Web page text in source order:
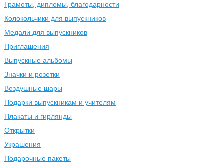
Грамоты, дипломы, благодарности
Колокольчики для выпускников
Медали для выпускников
Приглашения
Выпускные альбомы
Значки и розетки
Воздушные шары
Подарки выпускникам и учителям
Плакаты и гирлянды
Открытки
Украшения
Подарочные пакеты